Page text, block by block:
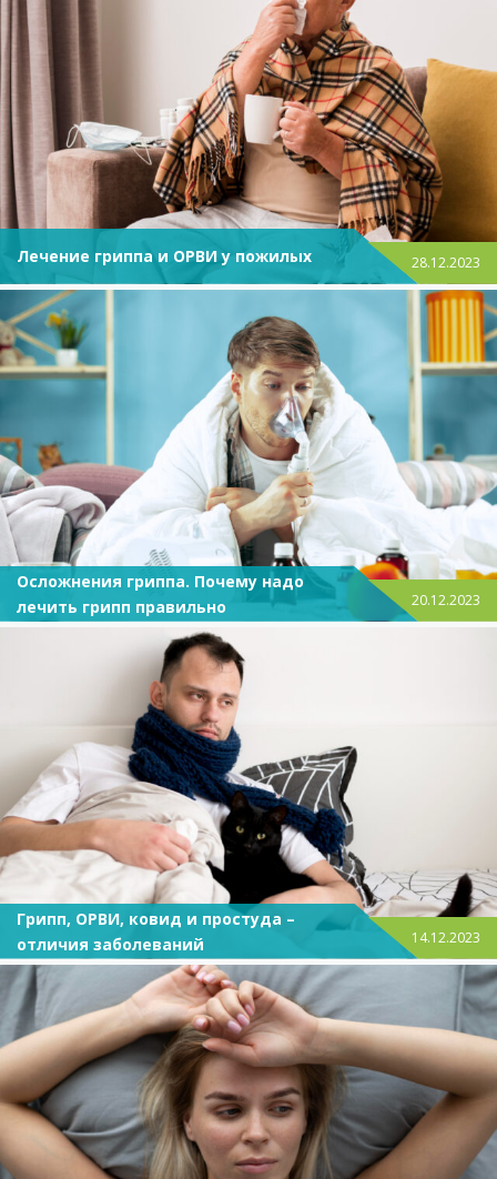
Лечение гриппа и ОРВИ у пожилых 28.12.2023
Осложнения гриппа. Почему надо
лечить грипп правильно
20.12.2023
Грипп, ОРВИ, ковид и простуда –
отличия заболеваний
14.12.2023